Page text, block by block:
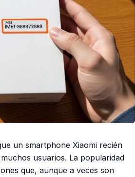
un smartphone Xiaomi recién
usuarios. La popularidad
que, aunque a veces son